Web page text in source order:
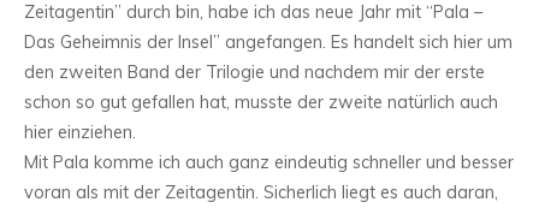
Zeitagentin” durch bin, habe ich das neue Jahr mit “Pala –
Das Geheimnis der Insel” angefangen. Es handelt sich hier um
den zweiten Band der Trilogie und nachdem mir der erste
schon so gut gefallen hat, musste der zweite natürlich auch
hier einziehen.
Mit Pala komme ich auch ganz eindeutig schneller und besser
voran als mit der Zeitagentin. Sicherlich liegt es auch daran,